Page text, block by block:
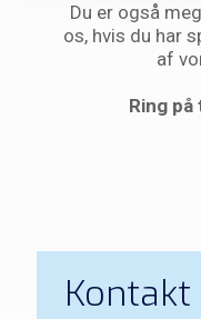
Du er også
os, hvis du har
af
Ring
Kontakt